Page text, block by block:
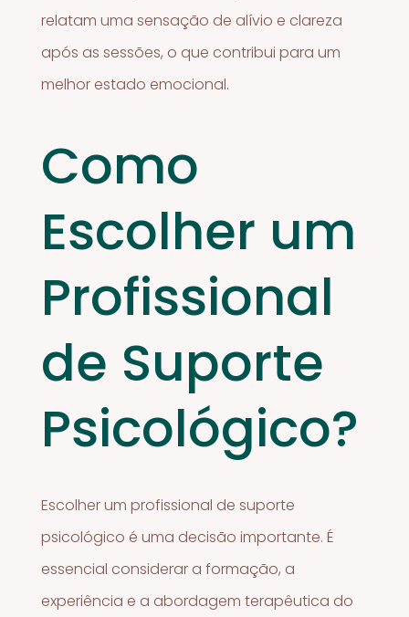
relatam uma sensação de alívio e clareza
após as sessões, o que contribui para um
melhor estado emocional.
Como
Escolher um
Profissional
de Suporte
Psicológico?
Escolher um profissional de suporte
psicológico é uma decisão importante. É
essencial considerar a formação, a
experiência e a abordagem terapêutica do